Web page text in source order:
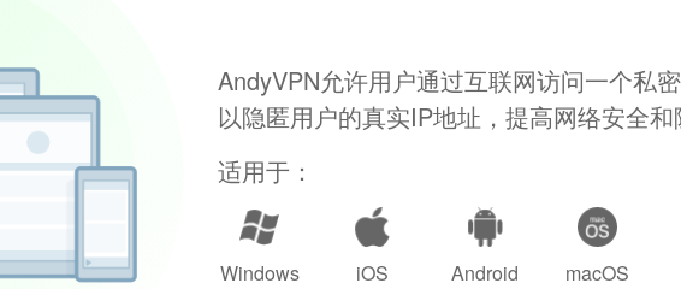
AndyVPN允许用户通过互联网访问一个私
以隐匿用户的真实IP地址，提高网络安全和
适用于：
Windows iOS Android macOS